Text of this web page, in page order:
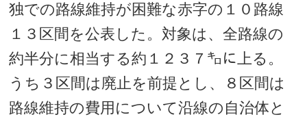
独での路線維持が困難な赤字の１０路線
１３区間を公表した。対象は、全路線の
約半分に相当する約１２３７㌔に上る。
うち３区間は廃止を前提とし、８区間は
路線維持の費用について沿線の自治体と